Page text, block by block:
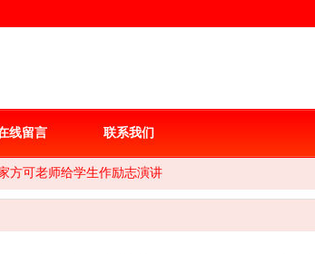
线留言 联系我们
方可老师给学生作励志演讲